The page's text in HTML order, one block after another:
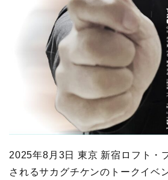
2025年8月3日 東京 新宿ロフト・
されるサカグチケンのトークイベ